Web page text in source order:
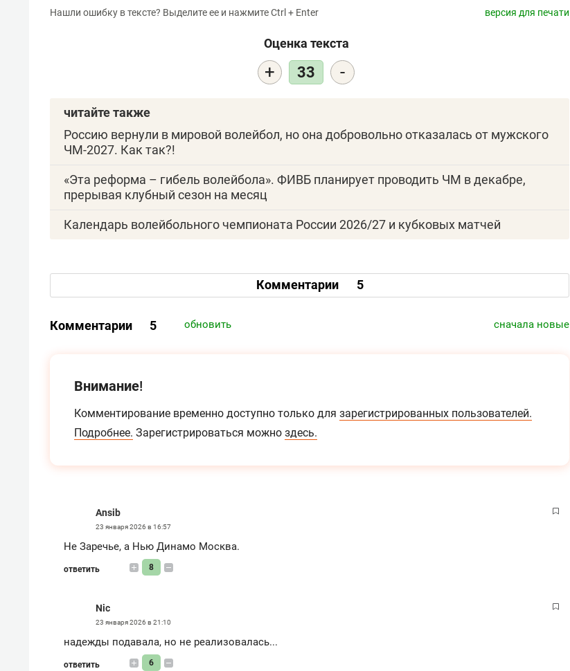
Нашли ошибку в тексте? Выделите ее и нажмите Ctrl + Enter версия для печати
Оценка текста
+ 33 -
читайте также
Россию вернули в мировой волейбол, но она добровольно отказалась от мужского
ЧМ-2027. Как так?!
«Эта реформа – гибель волейбола». ФИВБ планирует проводить ЧМ в декабре,
прерывая клубный сезон на месяц
Календарь волейбольного чемпионата России 2026/27 и кубковых матчей
Комментарии 5
Комментарии 5 обновить сначала новые
Внимание!
Комментирование временно доступно только для зарегистрированных пользователей.
Подробнее. Зарегистрироваться можно здесь.
Ansib
23 января 2026 в 16:57
Не Заречье, а Нью Динамо Москва.
ответить 8
Nic
23 января 2026 в 21:10
надежды подавала, но не реализовалась...
ответить 6